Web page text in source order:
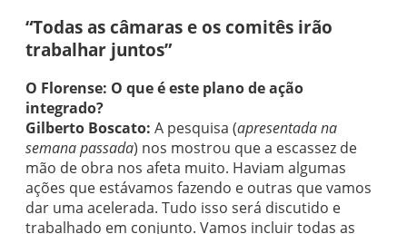
“Todas as câmaras e os comitês irão
trabalhar juntos”
O Florense: O que é este plano de ação
integrado?
Gilberto Boscato: A pesquisa (apresentada na
semana passada) nos mostrou que a escassez de
mão de obra nos afeta muito. Haviam algumas
ações que estávamos fazendo e outras que vamos
dar uma acelerada. Tudo isso será discutido e
trabalhado em conjunto. Vamos incluir todas as